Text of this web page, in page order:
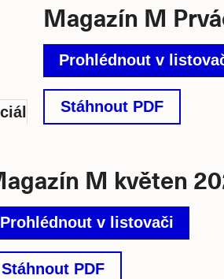
Magazín M
Prohlédnout v
Stáhnout PDF
M květen
Prohlédnout v listovači
Stáhnout PDF